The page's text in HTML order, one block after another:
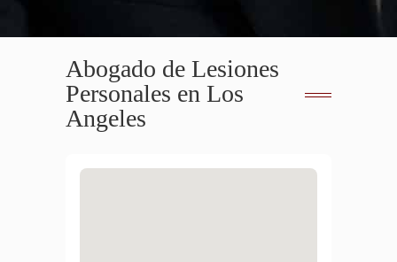
Abogado de Lesiones
Personales en Los
Angeles